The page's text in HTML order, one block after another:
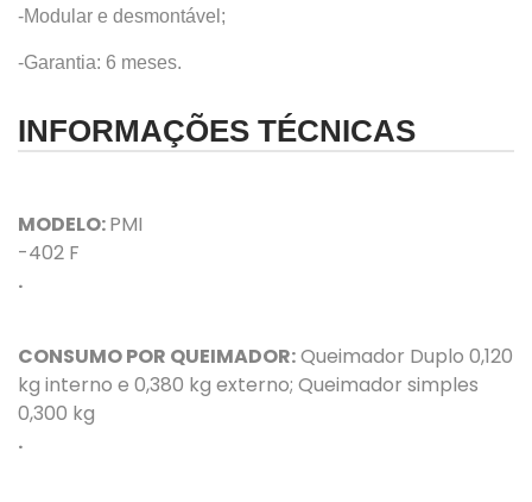
-Modular e desmontável;
-Garantia: 6 meses.
INFORMAÇÕES TÉCNICAS
MODELO:PMI
-402 F
.
CONSUMO POR QUEIMADOR:Queimador Duplo 0,120
kg interno e 0,380 kg externo; Queimador simples
0,300 kg
.